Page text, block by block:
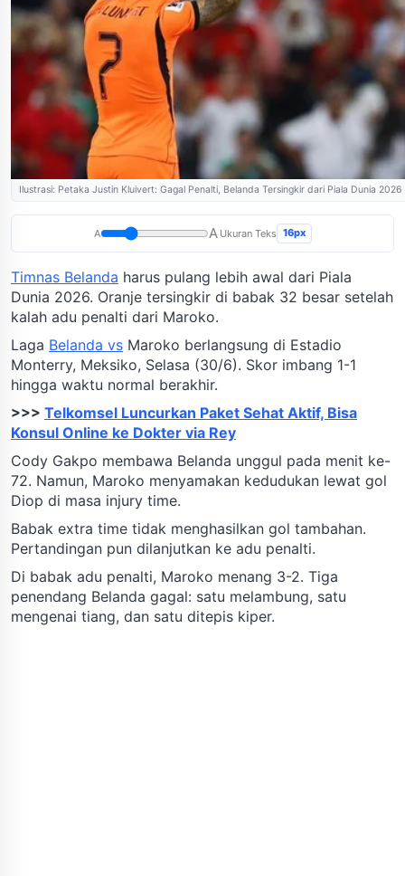
Ilustrasi: Petaka Justin Kluivert: Gagal Penalti, Belanda Tersingkir dari Piala Dunia 2026
A A Ukuran Teks 16px
Timnas Belanda harus pulang lebih awal dari Piala
Dunia 2026. Oranje tersingkir di babak 32 besar setelah
kalah adu penalti dari Maroko.
Laga Belanda vs Maroko berlangsung di Estadio
Monterry, Meksiko, Selasa (30/6). Skor imbang 1-1
hingga waktu normal berakhir.
>>> Telkomsel Luncurkan Paket Sehat Aktif, Bisa
Konsul Online ke Dokter via Rey
Cody Gakpo membawa Belanda unggul pada menit ke-
72. Namun, Maroko menyamakan kedudukan lewat gol
Diop di masa injury time.
Babak extra time tidak menghasilkan gol tambahan.
Pertandingan pun dilanjutkan ke adu penalti.
Di babak adu penalti, Maroko menang 3-2. Tiga
penendang Belanda gagal: satu melambung, satu
mengenai tiang, dan satu ditepis kiper.